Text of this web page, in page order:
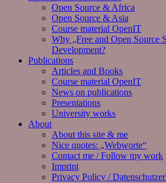
Open Source & Africa
Open Source & Asia
Course material OpenIT
Why „Free and Open Source
Development?
Publications
Articles and Books
Course material OpenIT
News on publications
Presentations
University works
About
About this site & me
Nice quotes: „Webworte“
Contact me / Follow my work
Imprint
Privacy Policy /